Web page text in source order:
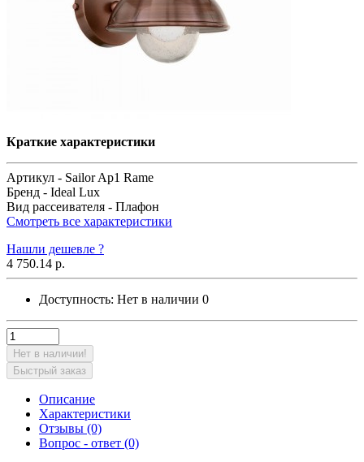
Краткие характеристики
Артикул - Sailor Ap1 Rame
Бренд - Ideal Lux
Вид рассеивателя - Плафон
Смотреть все характеристики
Нашли дешевле ?
4 750.14 р.
Доступность: Нет в наличии 0
Нет в наличии!
Быстрый заказ
Описание
Характеристики
Отзывы (0)
Вопрос - ответ (0)